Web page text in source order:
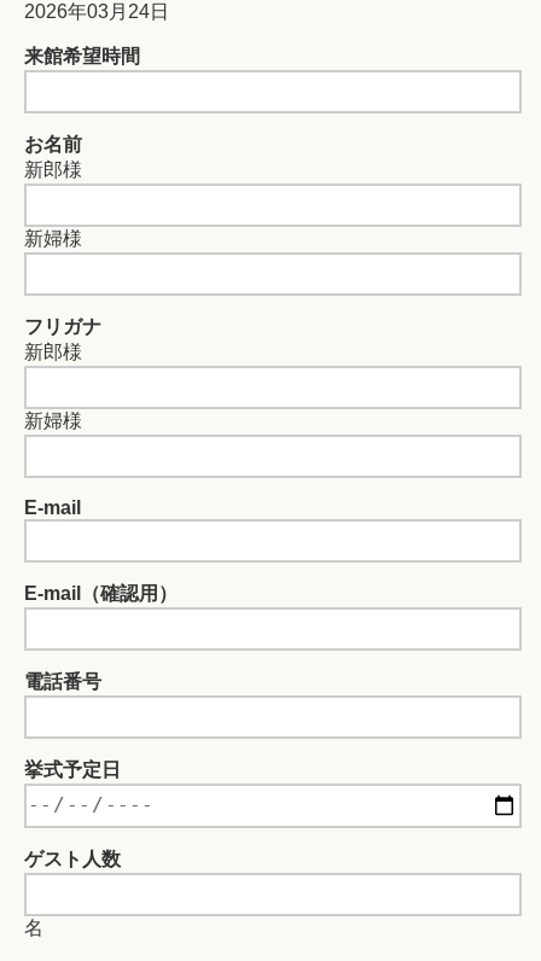
2026年03月24日
来館希望時間
お名前
新郎様
新婦様
フリガナ
新郎様
新婦様
E-mail
E-mail（確認用）
電話番号
挙式予定日
ゲスト人数
名